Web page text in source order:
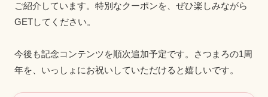
ご紹介しています。特別なクーポンを、ぜひ楽しみながら
GETしてください。
今後も記念コンテンツを順次追加予定です。さつまろの1周
年を、いっしょにお祝いしていただけると嬉しいです。